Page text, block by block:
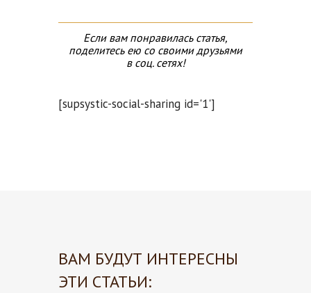
Если вам понравилась статья,
поделитесь ею со своими друзьями
в соц. сетях!
[supsystic-social-sharing id='1']
ВАМ БУДУТ ИНТЕРЕСНЫ
ЭТИ СТАТЬИ: